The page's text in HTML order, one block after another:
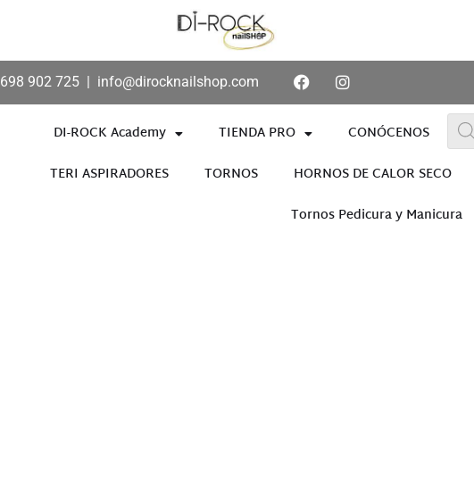
698 902 725 | info@dirocknailshop.com
DI-ROCK Academy TIENDA PRO CONÓCENOS
TERI ASPIRADORES
TORNOS HORNOS DE CALOR SECO
Tornos Pedicura y Manicura